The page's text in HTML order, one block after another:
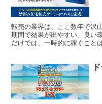
転売の業界は、ここ数年で沢
期間で結果が出やすい、良い
だけでは、一時的に稼ぐこと